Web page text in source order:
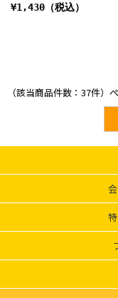
¥1,430（税込）
（該当商品件数：37件）